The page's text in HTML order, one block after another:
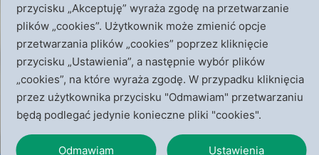
ZOSTAJĘ PRZYJACIELEM "PRZYMIERZA Z MARYJĄ"
Administratorem danych osobowych jest Stowarzyszenie
Kultury Chrześcijańskiej im. Ks. Piotra Skargi.Czytaj
więcej .
przycisku „Akceptuję” wyraża zgodę na przetwarzanie
plików „cookies”. Użytkownik może zmienić opcje
przetwarzania plików „cookies” poprzez kliknięcie
przycisku „Ustawienia”, a następnie wybór plików
„cookies”, na które wyraża zgodę. W przypadku kliknięcia
przez użytkownika przycisku "Odmawiam" przetwarzaniu
będą podlegać jedynie konieczne pliki "cookies".
Odmawiam Ustawienia